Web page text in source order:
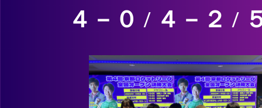
４－０ / ４－２ /